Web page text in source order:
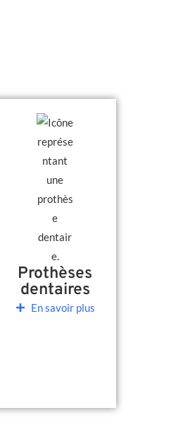
Prothèses
dentaires
En savoir plus